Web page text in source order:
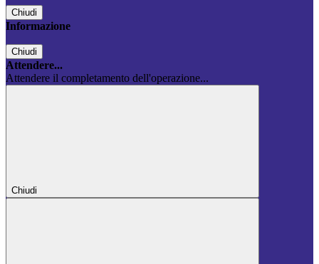
Chiudi
Informazione
Chiudi
Attendere...
Attendere il completamento dell'operazione...
Chiudi